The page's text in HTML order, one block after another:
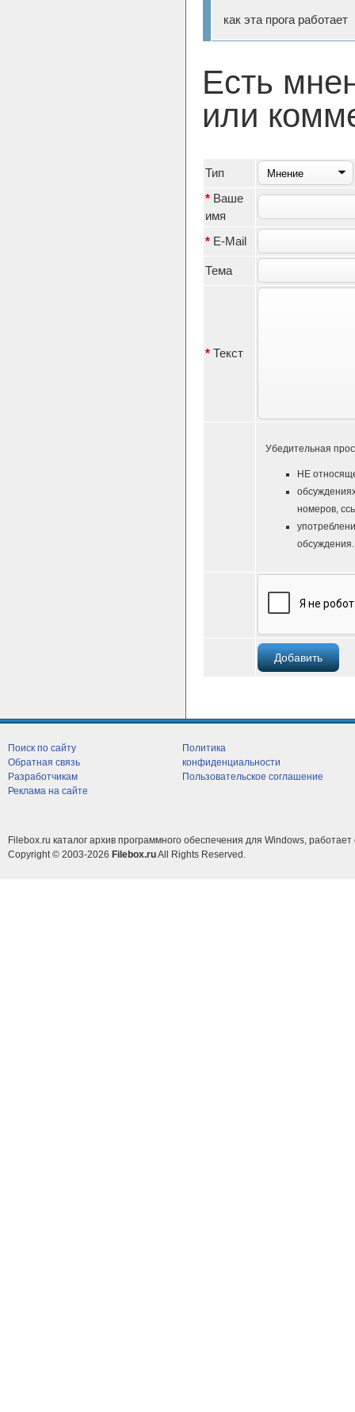
как эта прога работает
Есть
или
Тип
* Ваше
имя
* E-Mail
Тема
* Текст
Убедительная
НЕ
номеров,
обсуждения.
Поиск по сайту
Обратная связь
Разработчикам
Реклама на сайте
Политика
конфиденциальности
Пользовательское соглашение
Filebox.ru каталог архив программного обеспечения для Windows, работает
Copyright © 2003-2026 Filebox.ruAll Rights Reserved.